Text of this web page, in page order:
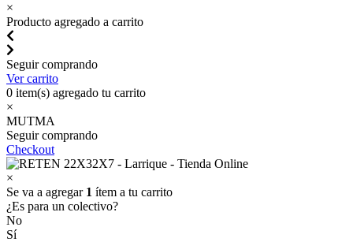
×
Producto agregado a carrito
Seguir comprando
Ver carrito
0 item(s) agregado tu carrito
×
MUTMA
Seguir comprando
Checkout
×
Se va a agregar 1 ítem a tu carrito
¿Es para un colectivo?
No
Sí